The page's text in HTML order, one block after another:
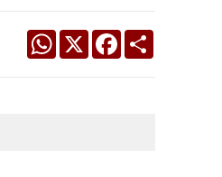
WhatsApp
X Facebook